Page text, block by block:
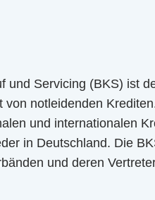
und Servicing (BKS) ist
notleidenden
und internationalen
in Deutschland. Die
und deren